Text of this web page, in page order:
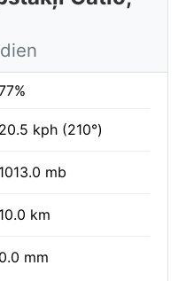
20.5 kph (210°)
1013.0 mb
10.0 km
0.0 mm